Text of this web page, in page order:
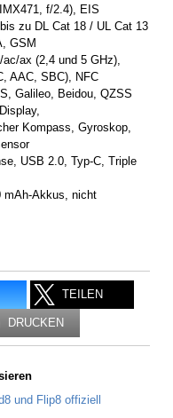
f/2.4), EIS
zu DL Cat 18 / UL Cat 13
GSM
ax (2,4 und 5 GHz),
AAC, SBC), NFC
Galileo, Beidou, QZSS
Kompass, Gyroskop,
USB 2.0, Typ-C, Triple
mAh-Akkus, nicht
TEILEN
DRUCKEN
und Flip8 offiziell